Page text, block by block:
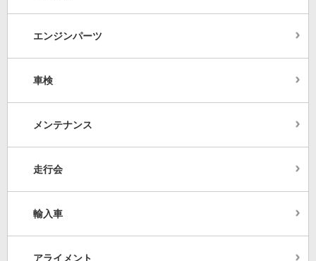
エンジンパーツ
車検
メンテナンス
走行会
輸入車
アライメント